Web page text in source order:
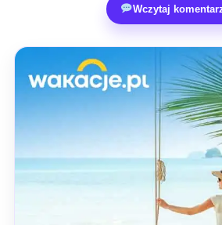
Wczytaj